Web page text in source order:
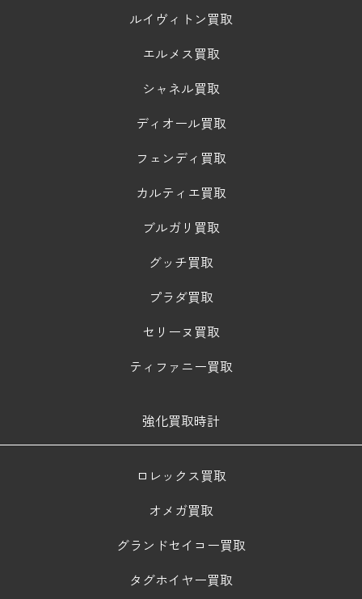
ルイヴィトン買取
エルメス買取
シャネル買取
ディオール買取
フェンディ買取
カルティエ買取
ブルガリ買取
グッチ買取
プラダ買取
セリーヌ買取
ティファニー買取
強化買取時計
ロレックス買取
オメガ買取
グランドセイコー買取
タグホイヤー買取